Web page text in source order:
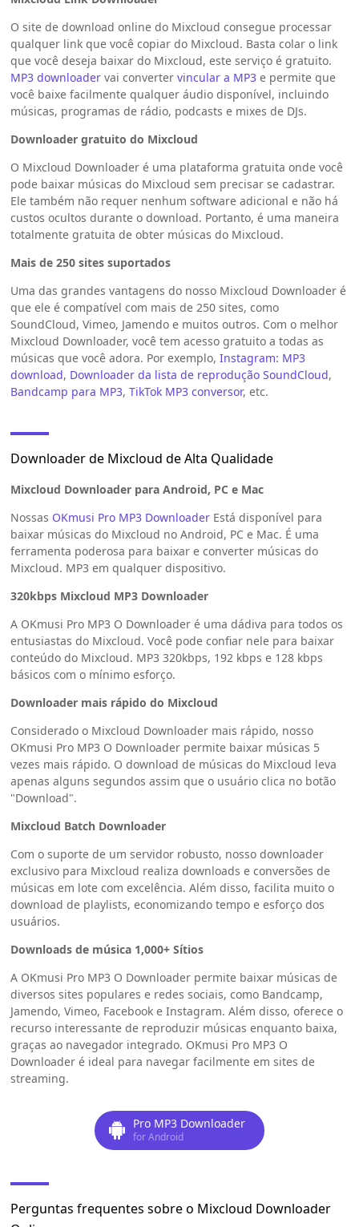
O site de download online do Mixcloud consegue processar
qualquer link que você copiar do Mixcloud. Basta colar o link
que você deseja baixar do Mixcloud, este serviço é gratuito.
MP3 downloadervai converter vincular a MP3e permite que
você baixe facilmente qualquer áudio disponível, incluindo
músicas, programas de rádio, podcasts e mixes de DJs.
Downloader gratuito do Mixcloud
O Mixcloud Downloader é uma plataforma gratuita onde você
pode baixar músicas do Mixcloud sem precisar se cadastrar.
Ele também não requer nenhum software adicional e não há
custos ocultos durante o download. Portanto, é uma maneira
totalmente gratuita de obter músicas do Mixcloud.
Mais de 250 sites suportados
Uma das grandes vantagens do nosso Mixcloud Downloader é
que ele é compatível com mais de 250 sites, como
SoundCloud, Vimeo, Jamendo e muitos outros. Com o melhor
Mixcloud Downloader, você tem acesso gratuito a todas as
músicas que você adora. Por exemplo, Instagram: MP3
download, Downloader da lista de reprodução SoundCloud,
Bandcamp para MP3, TikTok MP3 conversor, etc.
Downloader de Mixcloud de Alta Qualidade
Mixcloud Downloader para Android, PC e Mac
Nossas OKmusi Pro MP3 DownloaderEstá disponível para
baixar músicas do Mixcloud no Android, PC e Mac. É uma
ferramenta poderosa para baixar e converter músicas do
Mixcloud. MP3 em qualquer dispositivo.
320kbps Mixcloud MP3 Downloader
A OKmusi Pro MP3 O Downloader é uma dádiva para todos os
entusiastas do Mixcloud. Você pode confiar nele para baixar
conteúdo do Mixcloud. MP3 320kbps, 192 kbps e 128 kbps
básicos com o mínimo esforço.
Downloader mais rápido do Mixcloud
Considerado o Mixcloud Downloader mais rápido, nosso
OKmusi Pro MP3 O Downloader permite baixar músicas 5
vezes mais rápido. O download de músicas do Mixcloud leva
apenas alguns segundos assim que o usuário clica no botão
"Download".
Mixcloud Batch Downloader
Com o suporte de um servidor robusto, nosso downloader
exclusivo para Mixcloud realiza downloads e conversões de
músicas em lote com excelência. Além disso, facilita muito o
download de playlists, economizando tempo e esforço dos
usuários.
Downloads de música 1,000+ Sítios
A OKmusi Pro MP3 O Downloader permite baixar músicas de
diversos sites populares e redes sociais, como Bandcamp,
Jamendo, Vimeo, Facebook e Instagram. Além disso, oferece o
recurso interessante de reproduzir músicas enquanto baixa,
graças ao navegador integrado. OKmusi Pro MP3 O
Downloader é ideal para navegar facilmente em sites de
streaming.
Pro MP3 Downloader
for Android
Perguntas frequentes sobre o Mixcloud Downloader